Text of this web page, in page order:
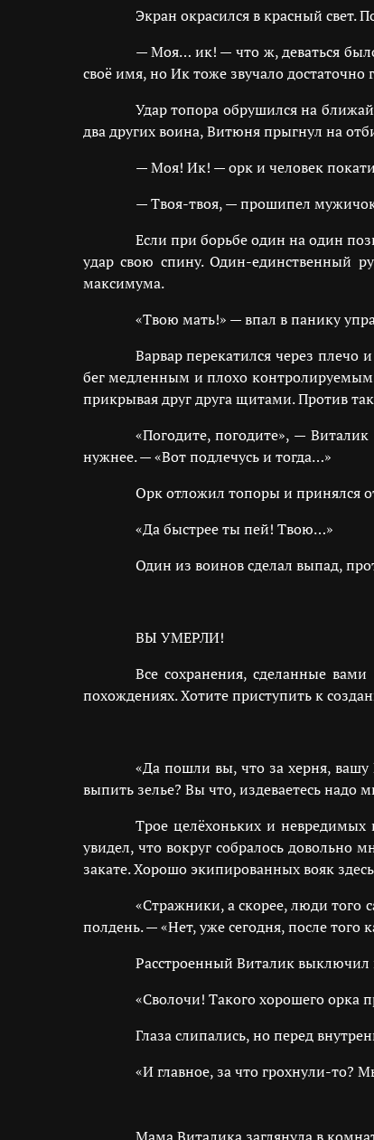
Экран окрасился в красный свет.
— Моя… ик! — что ж, деваться
своё имя, но Ик тоже звучало достаточно
Удар топора обрушился на
два других воина, Витюня прыгнул на
— Моя! Ик! — орк и человек
— Твоя-твоя, — прошипел
Если при борьбе один на один
удар свою спину. Один-единственный
максимума.
«Твою мать!» — впал в панику
Варвар перекатился через
бег медленным и плохо
прикрывая друг друга щитами. Против
«Погодите, погодите», —
нужнее. — «Вот подлечусь и тогда…»
Орк отложил топоры и принялся
«Да быстрее ты пей! Твою…»
Один из воинов сделал выпад,
ВЫ УМЕРЛИ!
Все сохранения, сделанные
похождениях. Хотите приступить к
«Да пошли вы, что за херня,
выпить зелье? Вы что, издеваетесь надо
Трое целёхоньких и невредимых
увидел, что вокруг собралось довольно
закате. Хорошо экипированных вояк
«Стражники, а скорее, люди того
полдень. — «Нет, уже сегодня, после
Расстроенный Виталик
«Сволочи! Такого хорошего орка
Глаза слипались, но перед
«И главное, за что грохнули-то?